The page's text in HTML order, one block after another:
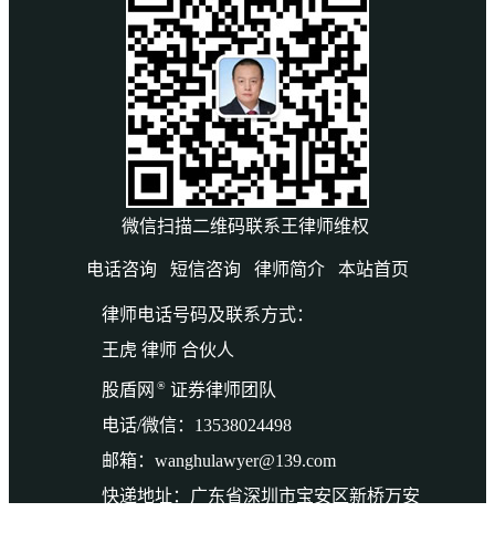
微信扫描二维码联系王律师维权
电话咨询 短信咨询 律师简介 本站首页
律师电话号码及联系方式：
王虎 律师 合伙人
股盾网 ® 证券律师团队
电话/微信：13538024498
邮箱：wanghulawyer@139.com
快递地址：广东省深圳市宝安区新桥万安